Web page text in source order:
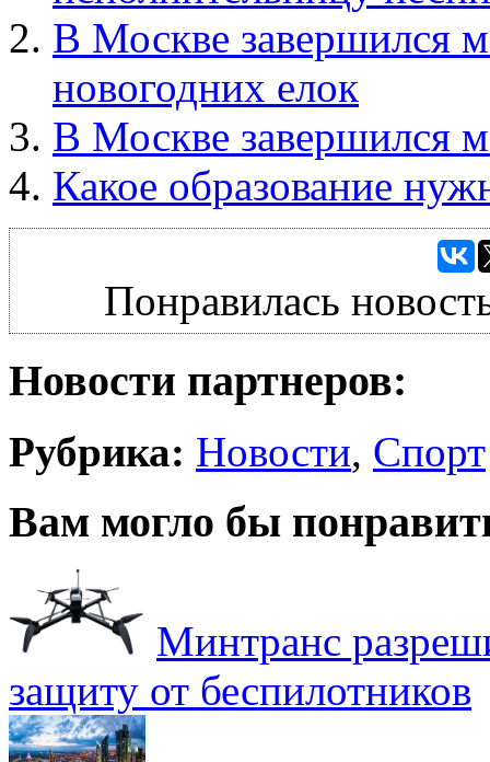
В Москве завершился
новогодних елок
В Москве завершился
Какое образование
Понравилась
Новости партнеров:
Рубрика: Новости, Спорт
Вам могло бы
Минтранс
защиту от беспилотников